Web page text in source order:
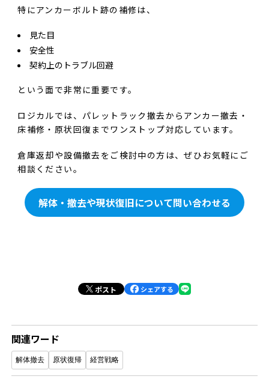
特にアンカーボルト跡の補修は、
見た目
安全性
契約上のトラブル回避
という面で非常に重要です。
ロジカルでは、パレットラック撤去からアンカー撤去・
床補修・原状回復までワンストップ対応しています。
倉庫返却や設備撤去をご検討中の方は、ぜひお気軽にご
相談ください。
解体・撤去や現状復旧について問い合わせる
ポスト シェアする
関連ワード
解体撤去 原状復帰 経営戦略